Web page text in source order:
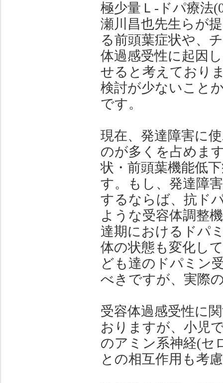
極少量Ｌ‐ドパ療法
瀬川昌也先生らが
る前頭葉症状や、
体過感受性に起因
せると考えており
検討が少ないこと
です。
現在、発達障害に
のが多くを占めま
状・前頭葉機能低
す。もし、発達障
するならば、抗ド
ような受容体調整
達期におけるドパ
体の状態も変化し
ども達のドパミン
べきですが、実際
受容体過感受性に
おりますが、小児
のアミン系神経(セ
との相互作用も考